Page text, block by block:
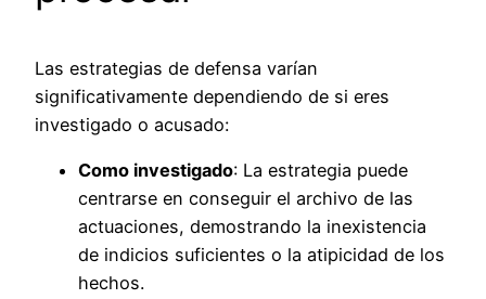
Las estrategias de defensa varían
significativamente dependiendo de si eres
investigado o acusado:
Como investigado: La estrategia puede
centrarse en conseguir el archivo de las
actuaciones, demostrando la inexistencia
de indicios suficientes o la atipicidad de los
hechos.